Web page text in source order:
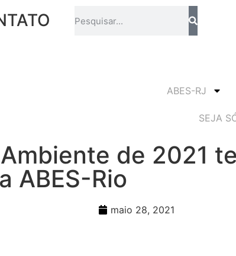
ABES-RJ
SEJA
de 2021
ABES-Rio
maio 28, 2021